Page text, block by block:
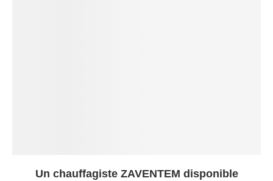
Un chauffagiste ZAVENTEM disponible